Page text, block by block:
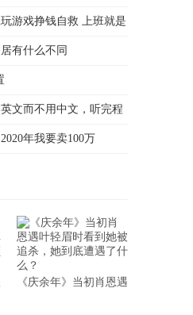
游戏挣钱自救 上班就是
有什么不同
文而不用中文，听完程
年我要卖100万
《庆余年》当初肖恩遇